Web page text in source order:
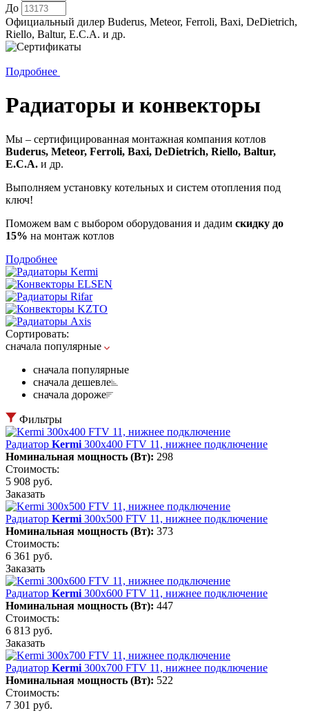
До
Официальный дилер Buderus,⁠ Meteor, Ferroli, Baxi, DeDietrich,
Riello, Baltur, E.C.A. и др.
Подробнее
Радиаторы и конвекторы
Мы – сертифицированная монтажная компания котлов
Buderus, Meteor, Ferroli, Baxi, DeDietrich, Riello, Baltur,
E.C.A. и др.
Выполняем установку котельных и систем отопления под
ключ!
Поможем вам с выбором оборудования и дадим скидку до
15% на монтаж котлов
Подробнее
Сортировать:
сначала популярные
сначала популярные
сначала дешевле
сначала дороже
Фильтры
Радиатор Kermi 300х400 FTV 11, нижнее подключение
Номинальная мощность (Вт): 298
Стоимость:
5 908 руб.
Заказать
Радиатор Kermi 300х500 FTV 11, нижнее подключение
Номинальная мощность (Вт): 373
Стоимость:
6 361 руб.
Заказать
Радиатор Kermi 300х600 FTV 11, нижнее подключение
Номинальная мощность (Вт): 447
Стоимость:
6 813 руб.
Заказать
Радиатор Kermi 300х700 FTV 11, нижнее подключение
Номинальная мощность (Вт): 522
Стоимость:
7 301 руб.